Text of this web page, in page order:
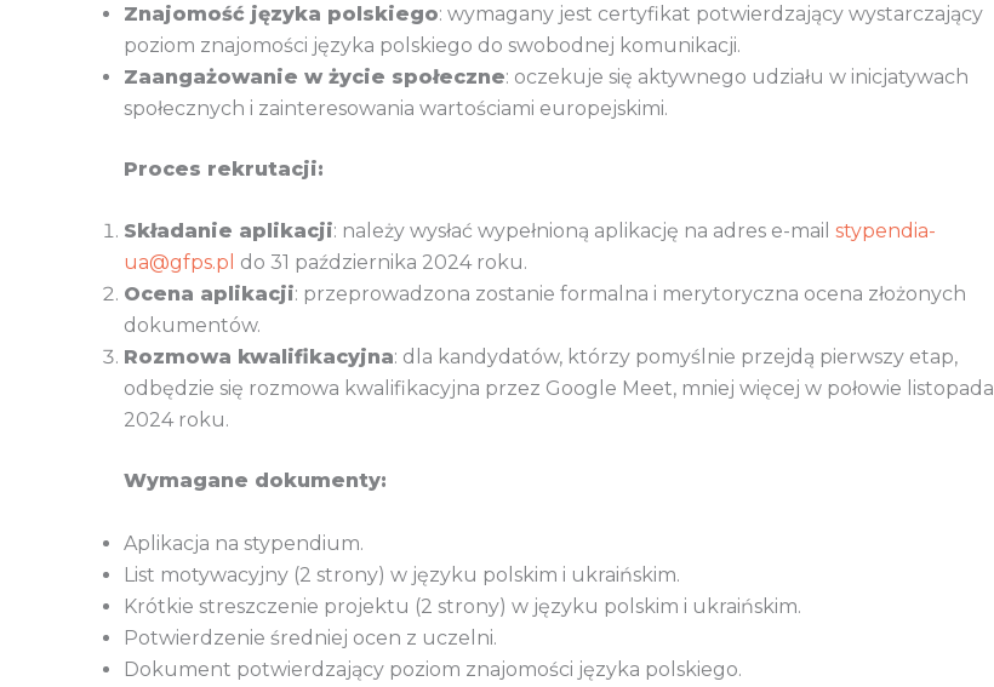
Znajomość języka polskiego: wymagany jest certyfikat potwierdzający wystarczający
poziom znajomości języka polskiego do swobodnej komunikacji.
Zaangażowanie w życie społeczne: oczekuje się aktywnego udziału w inicjatywach
społecznych i zainteresowania wartościami europejskimi.
Proces rekrutacji:
Składanie aplikacji: należy wysłać wypełnioną aplikację na adres e-mail stypendia-
ua@gfps.pl do 31 października 2024 roku.
Ocena aplikacji: przeprowadzona zostanie formalna i merytoryczna ocena złożonych
dokumentów.
Rozmowa kwalifikacyjna: dla kandydatów, którzy pomyślnie przejdą pierwszy etap,
odbędzie się rozmowa kwalifikacyjna przez Google Meet, mniej więcej w połowie listopada
2024 roku.
Wymagane dokumenty:
Aplikacja na stypendium.
List motywacyjny (2 strony) w języku polskim i ukraińskim.
Krótkie streszczenie projektu (2 strony) w języku polskim i ukraińskim.
Potwierdzenie średniej ocen z uczelni.
Dokument potwierdzający poziom znajomości języka polskiego.